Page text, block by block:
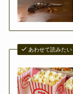
あわせて読みたい